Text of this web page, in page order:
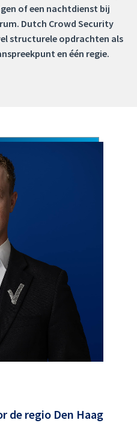
of een nachtdienst bij
Dutch Crowd Security
structurele opdrachten als
en één regie.
de regio Den Haag